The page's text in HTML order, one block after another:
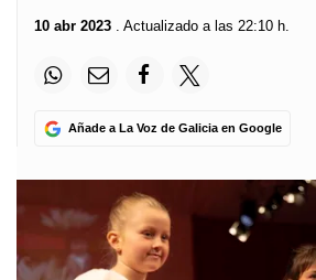
10 abr 2023 . Actualizado a las 22:10 h.
Añade a La Voz de Galicia en Google